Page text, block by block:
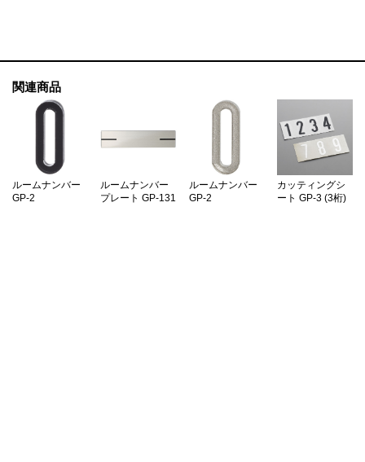
関連商品
ルームナンバー
GP-2
ルームナンバー
プレート GP-131
ルームナンバー
GP-2
カッティングシ
ート GP-3 (3桁)